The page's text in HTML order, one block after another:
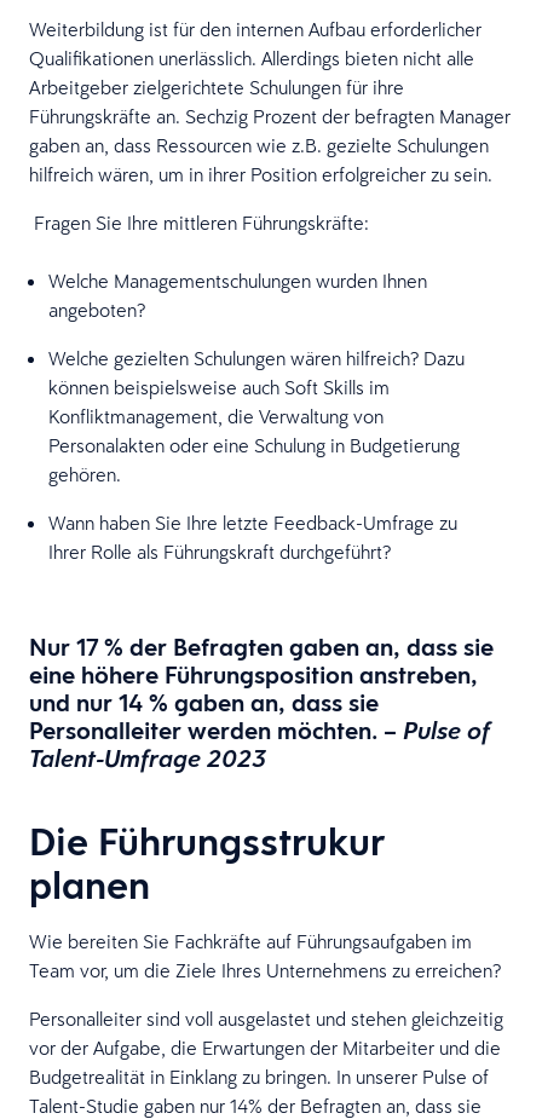
Weiterbildung ist für den internen Aufbau erforderlicher
Qualifikationen unerlässlich. Allerdings bieten nicht alle
Arbeitgeber zielgerichtete Schulungen für ihre
Führungskräfte an. Sechzig Prozent der befragten Manager
gaben an, dass Ressourcen wie z.B. gezielte Schulungen
hilfreich wären, um in ihrer Position erfolgreicher zu sein.
Fragen Sie Ihre mittleren Führungskräfte:
Welche Managementschulungen wurden Ihnen
angeboten?
Welche gezielten Schulungen wären hilfreich? Dazu
können beispielsweise auch Soft Skills im
Konfliktmanagement, die Verwaltung von
Personalakten oder eine Schulung in Budgetierung
gehören.
Wann haben Sie Ihre letzte Feedback-Umfrage zu
Ihrer Rolle als Führungskraft durchgeführt?
Nur 17 % der Befragten gaben an, dass sie
eine höhere Führungsposition anstreben,
und nur 14 % gaben an, dass sie
Personalleiter werden möchten. – Pulse of
Talent-Umfrage 2023
Die Führungsstrukur
planen
Wie bereiten Sie Fachkräfte auf Führungsaufgaben im
Team vor, um die Ziele Ihres Unternehmens zu erreichen?
Personalleiter sind voll ausgelastet und stehen gleichzeitig
vor der Aufgabe, die Erwartungen der Mitarbeiter und die
Budgetrealität in Einklang zu bringen. In unserer Pulse of
Talent-Studie gaben nur 14% der Befragten an, dass sie